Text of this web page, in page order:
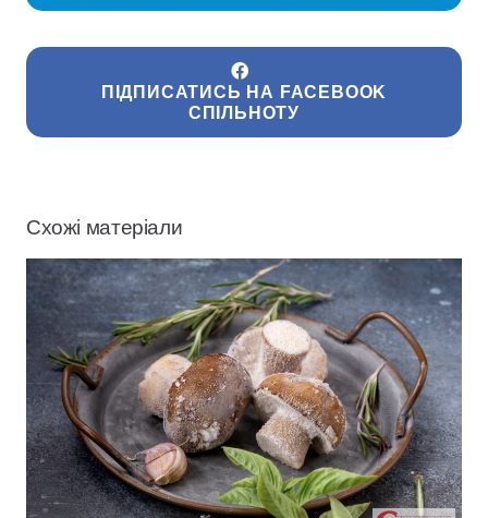
ПІДПИСАТИСЬ НА FACEBOOK
СПІЛЬНОТУ
Схожі матеріали